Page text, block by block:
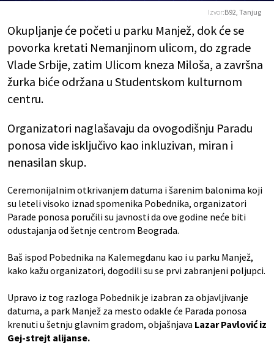
Izvor:B92, Tanjug
Okupljanje će početi u parku Manjež, dok će se
povorka kretati Nemanjinom ulicom, do zgrade
Vlade Srbije, zatim Ulicom kneza Miloša, a završna
žurka biće održana u Studentskom kulturnom
centru.
Organizatori naglašavaju da ovogodišnju Paradu
ponosa vide isključivo kao inkluzivan, miran i
nenasilan skup.
Ceremonijalnim otkrivanjem datuma i šarenim balonima koji
su leteli visoko iznad spomenika Pobednika, organizatori
Parade ponosa poručili su javnosti da ove godine neće biti
odustajanja od šetnje centrom Beograda.
Baš ispod Pobednika na Kalemegdanu kao i u parku Manjež,
kako kažu organizatori, dogodili su se prvi zabranjeni poljupci.
Upravo iz tog razloga Pobednik je izabran za objavljivanje
datuma, a park Manjež za mesto odakle će Parada ponosa
krenuti u šetnju glavnim gradom, objašnjava Lazar Pavlović iz
Gej-strejt alijanse.